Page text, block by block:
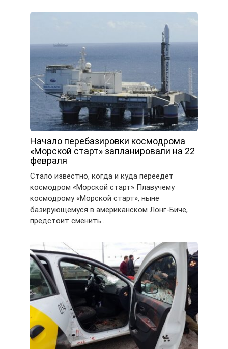
Начало перебазировки космодрома
«Морской старт» запланировали на 22
февраля
Стало известно, когда и куда переедет
космодром «Морской старт» Плавучему
космодрому «Морской старт», ныне
базирующемуся в американском Лонг-Биче,
предстоит сменить…